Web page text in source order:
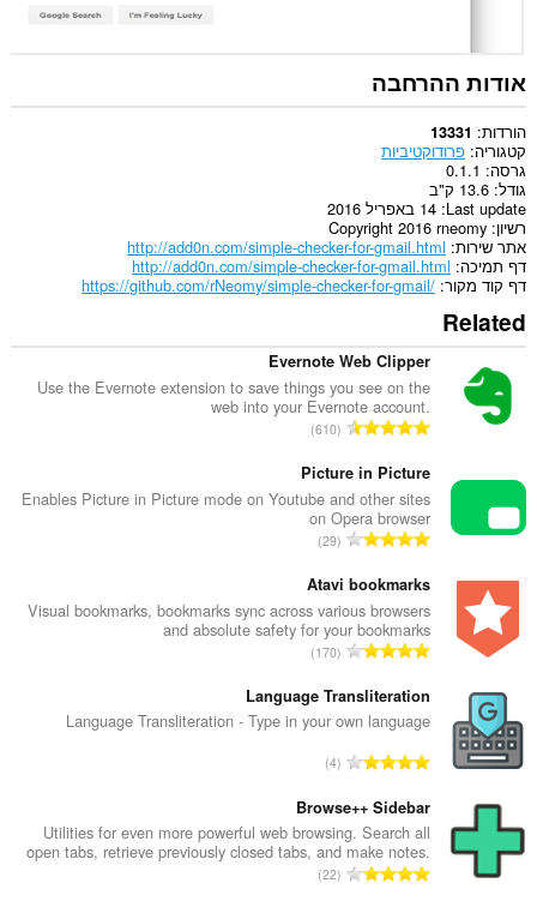
the
system
tray.
הרחבה
זו
יכולה
לגשת
ללשוניות
ולפעילות
הגלישה
שלך.
אודות ההרחבה
הורדות 13331
קטגוריה פרודוקטיביות
גרסה 0.1.1
גודל 13.6 ק"ב
Last update 14 באפריל 2016
רשיון Copyright 2016 rneomy
אתר שירות http://add0n.com/simple-checker-for-gmail.html
דף תמיכה http://add0n.com/simple-checker-for-gmail.html
דף קוד מקור https://github.com/rNeomy/simple-checker-for-gmail/
Related
Evernote Web Clipper
Use the Evernote extension to save things you see on the
web into your Evernote account.
מ
פ
ר
ד
י
ג
י
ם
:
610
Picture in Picture
Enables Picture in Picture mode on Youtube and other sites
on Opera browser
מ
פ
ר
ד
י
ו
ג
י
ם
:
29
Atavi bookmarks
Visual bookmarks, bookmarks sync across various browsers
and absolute safety for your bookmarks
מ
פ
ר
י
ו
ג
י
ם
170
Language Transliteration
Language Transliteration - Type in your own language
מ
פ
ר
ד
י
4
Browse++ Sidebar
Utilities for even more powerful web browsing. Search all
open tabs, retrieve previously closed tabs, and make notes.
מ22